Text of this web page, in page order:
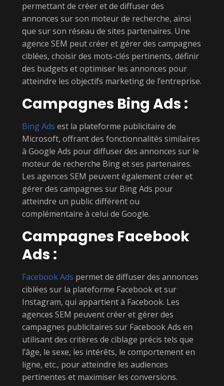
permettant de créer et de diffuser des
annonces sur son moteur de recherche, ainsi
que sur son réseau de sites partenaires. Une
agence SEM peut créer et gérer des campagnes
ciblées, choisir des mots-clés pertinents, définir
des budgets et optimiser les annonces pour
atteindre les objectifs marketing de l’entreprise.
Campagnes Bing Ads :
Bing Ads est la plateforme publicitaire de
Microsoft, offrant des fonctionnalités similaires
à Google Ads pour diffuser des annonces sur le
moteur de recherche Bing et ses partenaires.
Les agences SEM peuvent également créer et
gérer des campagnes sur Bing Ads pour
atteindre un public différent ou
complémentaire à celui de Google.
Campagnes Facebook
Ads :
Facebook Ads permet de diffuser des annonces
ciblées sur la plateforme Facebook et sur
Instagram, qui appartient à Facebook. Les
agences SEM peuvent créer et gérer des
campagnes publicitaires sur Facebook Ads en
utilisant des critères de ciblage précis tels que
l’âge, le sexe, les intérêts, le comportement en
ligne, etc., pour atteindre les audiences
pertinentes et maximiser les conversions.